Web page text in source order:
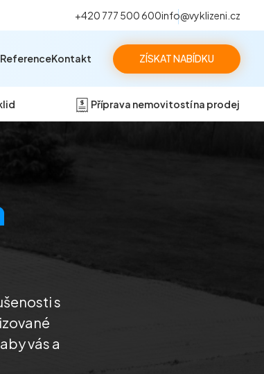
+420 777 500 600info@vyklizeni.cz
ZÍSKAT NABÍDKU
Příprava nemovitostí na prodej
ReferenceKontakt
s
vás a